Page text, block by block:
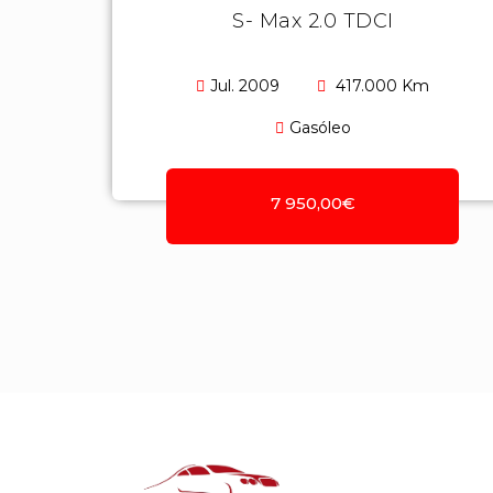
S- Max 2.0 TDCI
Jul. 2009 417.000 Km
Gasóleo
7 950,00€